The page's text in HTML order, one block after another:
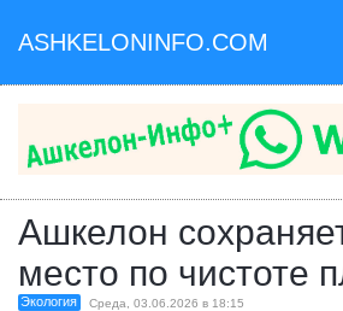
ASHKELONINFO.COM
Ашкелон
место по чистоте
Экология Среда, 03.06.2026 в 18:15